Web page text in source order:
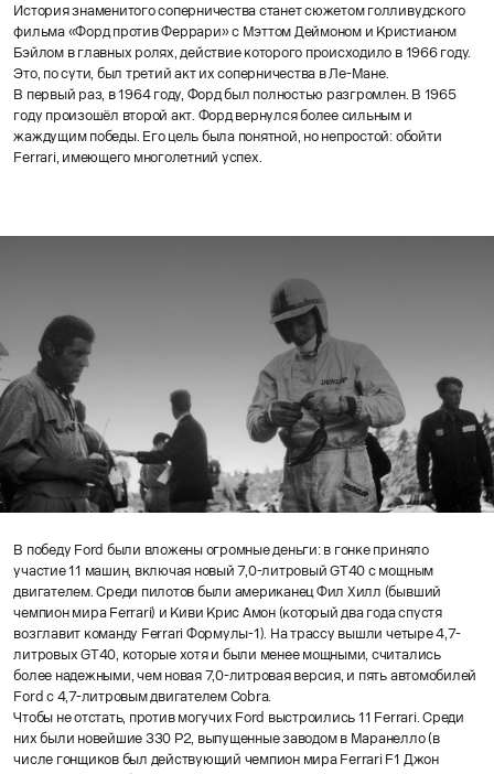
История знаменитого соперничества станет сюжетом голливудского
фильма «Форд против Феррари» с Мэттом Деймоном и Кристианом
Бэйлом в главных ролях, действие которого происходило в 1966 году.
Это, по сути, был третий акт их соперничества в Ле-Мане.
В первый раз, в 1964 году, Форд был полностью разгромлен. В 1965
году произошёл второй акт. Форд вернулся более сильным и
жаждущим победы. Его цель была понятной, но непростой: обойти
Ferrari, имеющего многолетний успех.
В победу Ford были вложены огромные деньги: в гонке приняло
участие 11 машин, включая новый 7,0-литровый GT40 с мощным
двигателем. Среди пилотов были американец Фил Хилл (бывший
чемпион мира Ferrari) и Киви Крис Амон (который два года спустя
возглавит команду Ferrari Формулы-1). На трассу вышли четыре 4,7-
литровых GT40, которые хотя и были менее мощными, считались
более надежными, чем новая 7,0-литровая версия, и пять автомобилей
Ford с 4,7-литровым двигателем Cobra.
Чтобы не отстать, против могучих Ford выстроились 11 Ferrari. Среди
них были новейшие 330 P2, выпущенные заводом в Маранелло (в
числе гонщиков был действующий чемпион мира Ferrari F1 Джон